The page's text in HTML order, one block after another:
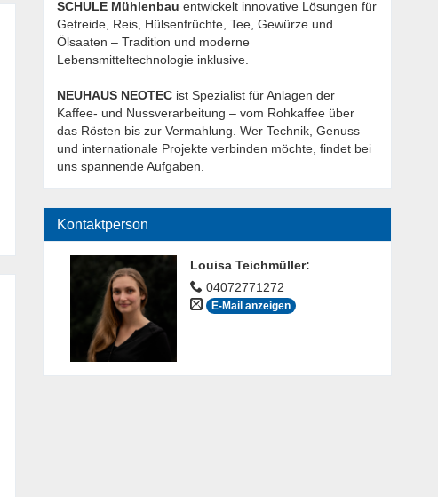
SCHULE Mühlenbau entwickelt innovative Lösungen für
Getreide, Reis, Hülsenfrüchte, Tee, Gewürze und
Ölsaaten – Tradition und moderne
Lebensmitteltechnologie inklusive.
NEUHAUS NEOTECist Spezialist für Anlagen der
Kaffee- und Nussverarbeitung – vom Rohkaffee über
das Rösten bis zur Vermahlung. Wer Technik, Genuss
und internationale Projekte verbinden möchte, findet bei
uns spannende Aufgaben.
Kontaktperson
Louisa Teichmüller:
04072771272
E-Mail anzeigen